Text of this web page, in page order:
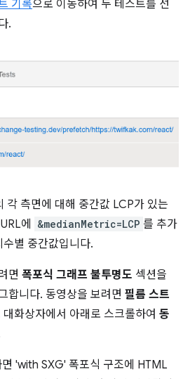
기록으로 이동하여 두 테스트를 선
.
측면에 대해 중간값 LCP가 있는
에
&medianMetric=LCP 를 추가
별 중간값입니다.
면 폭포식 그래프 불투명도 섹션을
합니다. 동영상을 보려면 필름 스트
화상자에서 아래로 스크롤하여 동
'with SXG' 폭포식 구조에 HTML